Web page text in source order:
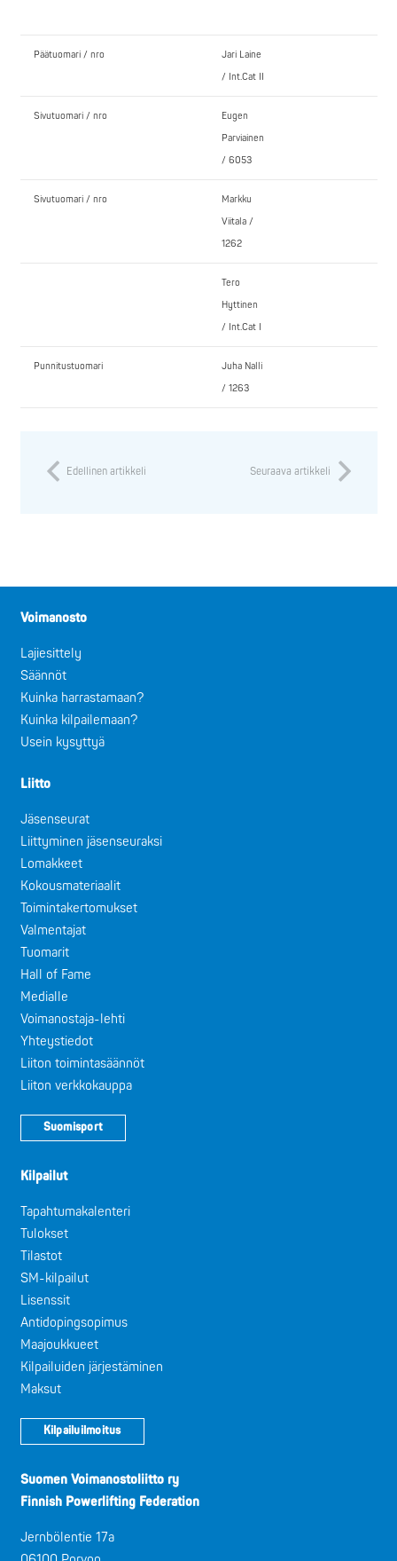
Päätuomari / nro
Jari Laine
/ Int.Cat II
Sivutuomari / nro
Eugen
Parviainen
/ 6053
Sivutuomari / nro
Markku
Viitala /
1262
Tero
Hyttinen
/ Int.Cat I
Punnitustuomari
Juha Nalli
/ 1263
Edellinen artikkeli Seuraava artikkeli
Voimanosto
Lajiesittely
Säännöt
Kuinka harrastamaan?
Kuinka kilpailemaan?
Usein kysyttyä
Liitto
Jäsenseurat
Liittyminen jäsenseuraksi
Lomakkeet
Kokousmateriaalit
Toimintakertomukset
Valmentajat
Tuomarit
Hall of Fame
Medialle
Voimanostaja-lehti
Yhteystiedot
Liiton toimintasäännöt
Liiton verkkokauppa
Suomisport
Kilpailut
Tapahtumakalenteri
Tulokset
Tilastot
SM-kilpailut
Lisenssit
Antidopingsopimus
Maajoukkueet
Kilpailuiden järjestäminen
Maksut
Kilpailuilmoitus
Suomen Voimanostoliitto ry
Finnish Powerlifting Federation
Jernbölentie 17a